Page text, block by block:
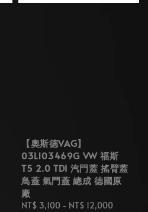
【奧斯德VAG】
03L103469G VW 福斯
T5 2.0 TDI 汽門蓋 搖臂蓋
鳥蓋 氣門蓋 總成 德國原
廠
Regular
NT$ 3,100 - NT$ 12,000